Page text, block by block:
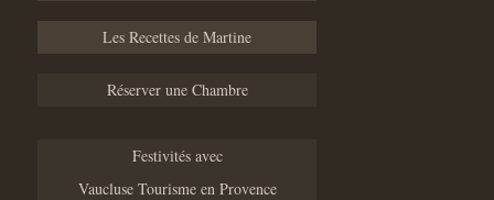
Les Recettes de Martine
Réserver une Chambre
Festivités avec
Vaucluse Tourisme en Provence